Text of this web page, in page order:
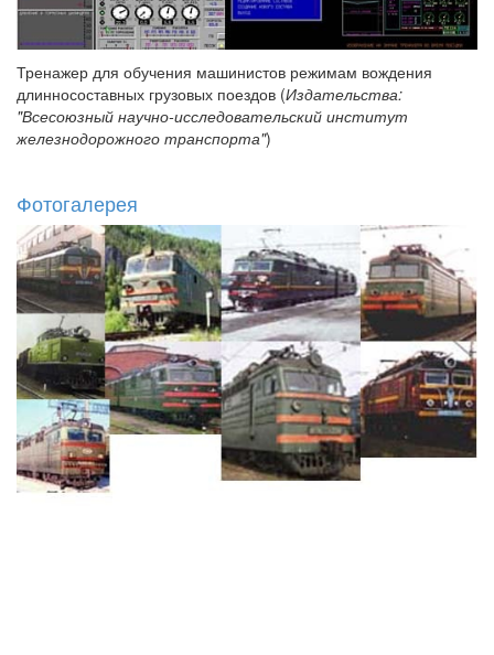
Тренажер для обучения машинистов режимам вождения
длинносоставных грузовых поездов (Издательства:
"Всесоюзный научно-исследовательский институт
железнодорожного транспорта")
Фотогалерея